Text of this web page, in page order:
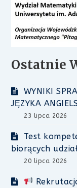
Ostatnie
WYNIKI
JĘZYKA
23 lipca 2026
Test
biorących
20 lipca 2026